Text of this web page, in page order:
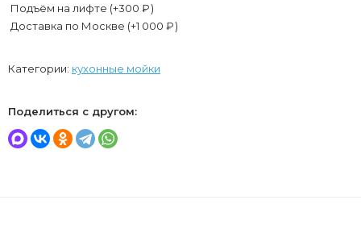
Подъём на лифте (+300 ₽)
Доставка по Москве (+1 000 ₽)
Категории: кухонные мойки
Поделиться с другом: